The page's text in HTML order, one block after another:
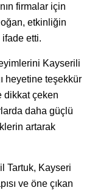
firmalar için
etkinliğin
ifade etti.
Kayserili
heyetine teşekkür
dikkat çeken
daha güçlü
artarak
Tartuk, Kayseri
ve öne çıkan